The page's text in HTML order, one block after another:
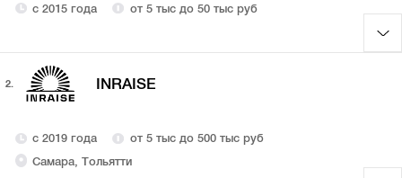
с 2015 года от 5 тыс до 50 тыс руб
2. INRAISE
с 2019 года
от 5 тыс до 500 тыс руб
Самара, Тольятти